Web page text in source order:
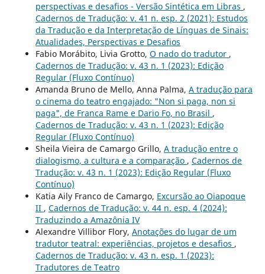
perspectivas e desafios - Versão Sintética em Libras ,
Cadernos de Tradução: v. 41 n. esp. 2 (2021): Estudos
da Tradução e da Interpretação de Línguas de Sinais:
Atualidades, Perspectivas e Desafios
Fabio Morábito, Livia Grotto, O nado do tradutor ,
Cadernos de Tradução: v. 43 n. 1 (2023): Edição
Regular (Fluxo Contínuo)
Amanda Bruno de Mello, Anna Palma, A tradução para
o cinema do teatro engajado: "Non si paga, non si
paga", de Franca Rame e Dario Fo, no Brasil ,
Cadernos de Tradução: v. 43 n. 1 (2023): Edição
Regular (Fluxo Contínuo)
Sheila Vieira de Camargo Grillo, A tradução entre o
dialogismo, a cultura e a comparação , Cadernos de
Tradução: v. 43 n. 1 (2023): Edição Regular (Fluxo
Contínuo)
Katia Aily Franco de Camargo, Excursão ao Oiapoque
II , Cadernos de Tradução: v. 44 n. esp. 4 (2024):
Traduzindo a Amazônia IV
Alexandre Villibor Flory, Anotações do lugar de um
tradutor teatral: experiências, projetos e desafios ,
Cadernos de Tradução: v. 43 n. esp. 1 (2023):
Tradutores de Teatro